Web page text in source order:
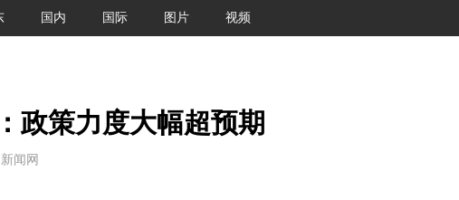
国内 国际 图片 视频
政策力度大幅超预期
闻网